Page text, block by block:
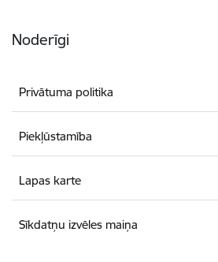
Noderīgi
Privātuma politika
Piekļūstamība
Lapas karte
Sīkdatņu izvēles maiņa